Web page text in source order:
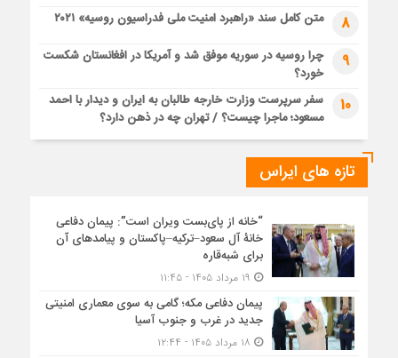
8 متن کامل سند «راهبرد امنیت ملی فدراسیون روسیه» ۲۰۲۱
9
چرا روسیه در سوریه موفق شد و آمریکا در افغانستان شکست
خورد؟
10
سفر سرپرست وزارت خارجه طالبان به ایران و دیدار با احمد
مسعود؛ ماجرا چیست؟ / تهران چه در ذهن دارد؟
تازه های ایراس
“خانه از پای‌بست ویران است”: پیمان دفاعی
خانۀ آل سعود–ترکیه–پاکستان و پیامدهای آن
برای شبه‌قاره
پیمان دفاعی مکه؛ گامی به سوی معماری امنیتی
جدید در غرب و جنوب آسیا